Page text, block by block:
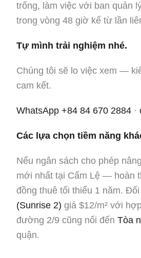
trống, làm việc với ban quản
trong vòng 48 giờ kể từ lần
Tự mình trải nghiệm nhé.
Chúng tôi sẽ lo việc xem —
cam kết.
WhatsApp +84 84 670 2884 ·
Các lựa chọn tiềm năng
Nếu ngân sách cho phép
mới nhất tại Cẩm Lệ — hoàn
đồng thuê tối thiểu 1 năm.
(Sunrise 2) giá $12/m² với
đường 2/9 cũng nối đến Tòa
quận.